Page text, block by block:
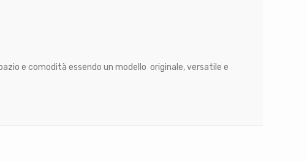
e comodità essendo un modello originale, versatile e